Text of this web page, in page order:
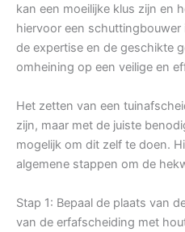
kan een moeilijke klus zijn en
hiervoor een schuttingbouwer
de expertise en de geschikte
omheining op een veilige en
Het zetten van een
zijn, maar met de juiste
mogelijk om dit zelf te doen.
algemene stappen om de
Stap 1: Bepaal de plaats van
van de erfafscheiding met